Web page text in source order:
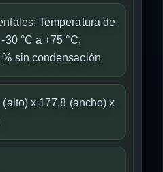
Temperatura de
°C a +75 °C,
sin condensación
(alto) x 177,8 (ancho) x